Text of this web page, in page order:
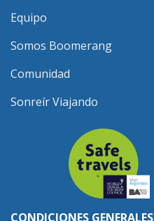
Equipo
Somos Boomerang
Comunidad
Sonreír Viajando
CONDICIONES GENERALES